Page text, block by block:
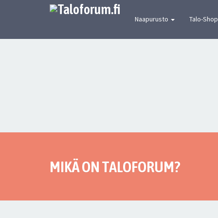
Naapurusto Talo-Shop
[urbaanin keskustelun mekka] Suomen
MIKÄ ON TALOFORUM?